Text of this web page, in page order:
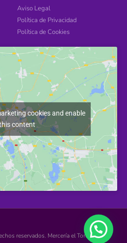
Aviso Legal
Política de Privacidad
Política de Cookies
cookies and enable
content
reservados. Mercería el Torcal